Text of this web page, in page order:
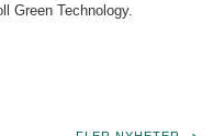
Green Technology.